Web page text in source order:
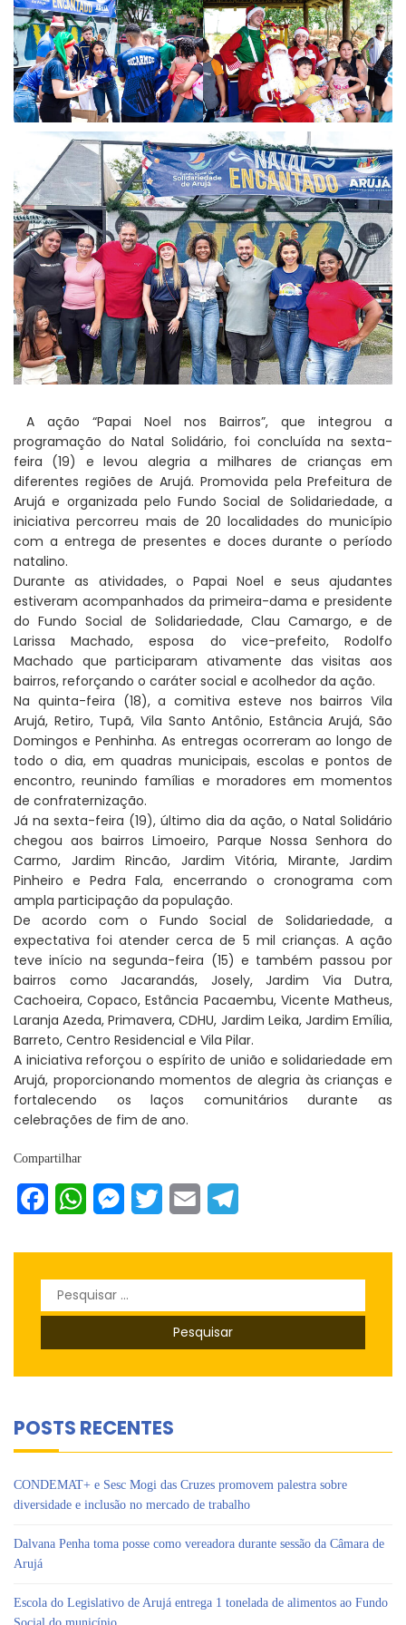
A ação “Papai Noel nos Bairros”, que integrou a
programação do Natal Solidário, foi concluída na sexta-
feira (19) e levou alegria a milhares de crianças em
diferentes regiões de Arujá. Promovida pela Prefeitura de
Arujá e organizada pelo Fundo Social de Solidariedade, a
iniciativa percorreu mais de 20 localidades do município
com a entrega de presentes e doces durante o período
natalino.
Durante as atividades, o Papai Noel e seus ajudantes
estiveram acompanhados da primeira-dama e presidente
do Fundo Social de Solidariedade, Clau Camargo, e de
Larissa Machado, esposa do vice-prefeito, Rodolfo
Machado que participaram ativamente das visitas aos
bairros, reforçando o caráter social e acolhedor da ação.
Na quinta-feira (18), a comitiva esteve nos bairros Vila
Arujá, Retiro, Tupã, Vila Santo Antônio, Estância Arujá, São
Domingos e Penhinha. As entregas ocorreram ao longo de
todo o dia, em quadras municipais, escolas e pontos de
encontro, reunindo famílias e moradores em momentos
de confraternização.
Já na sexta-feira (19), último dia da ação, o Natal Solidário
chegou aos bairros Limoeiro, Parque Nossa Senhora do
Carmo, Jardim Rincão, Jardim Vitória, Mirante, Jardim
Pinheiro e Pedra Fala, encerrando o cronograma com
ampla participação da população.
De acordo com o Fundo Social de Solidariedade, a
expectativa foi atender cerca de 5 mil crianças. A ação
teve início na segunda-feira (15) e também passou por
bairros como Jacarandás, Josely, Jardim Via Dutra,
Cachoeira, Copaco, Estância Pacaembu, Vicente Matheus,
Laranja Azeda, Primavera, CDHU, Jardim Leika, Jardim Emília,
Barreto, Centro Residencial e Vila Pilar.
A iniciativa reforçou o espírito de união e solidariedade em
Arujá, proporcionando momentos de alegria às crianças e
fortalecendo os laços comunitários durante as
celebrações de fim de ano.
Compartilhar
FacebookWhatsAppMessenger
Twitter Email
Pesquisar
POSTS RECENTES
CONDEMAT+ e Sesc Mogi das Cruzes promovem palestra sobre
diversidade e inclusão no mercado de trabalho
Dalvana Penha toma posse como vereadora durante sessão da Câmara de
Arujá
Escola do Legislativo de Arujá entrega 1 tonelada de alimentos ao Fundo